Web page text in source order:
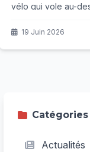
vélo qui vole au-
pourrait bien vous
19 Juin 2026
Catégories
Actualités